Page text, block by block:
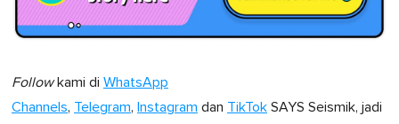
Followkami di WhatsApp
Channels, Telegram, Instagram dan TikTok SAYS Seismik, jadi